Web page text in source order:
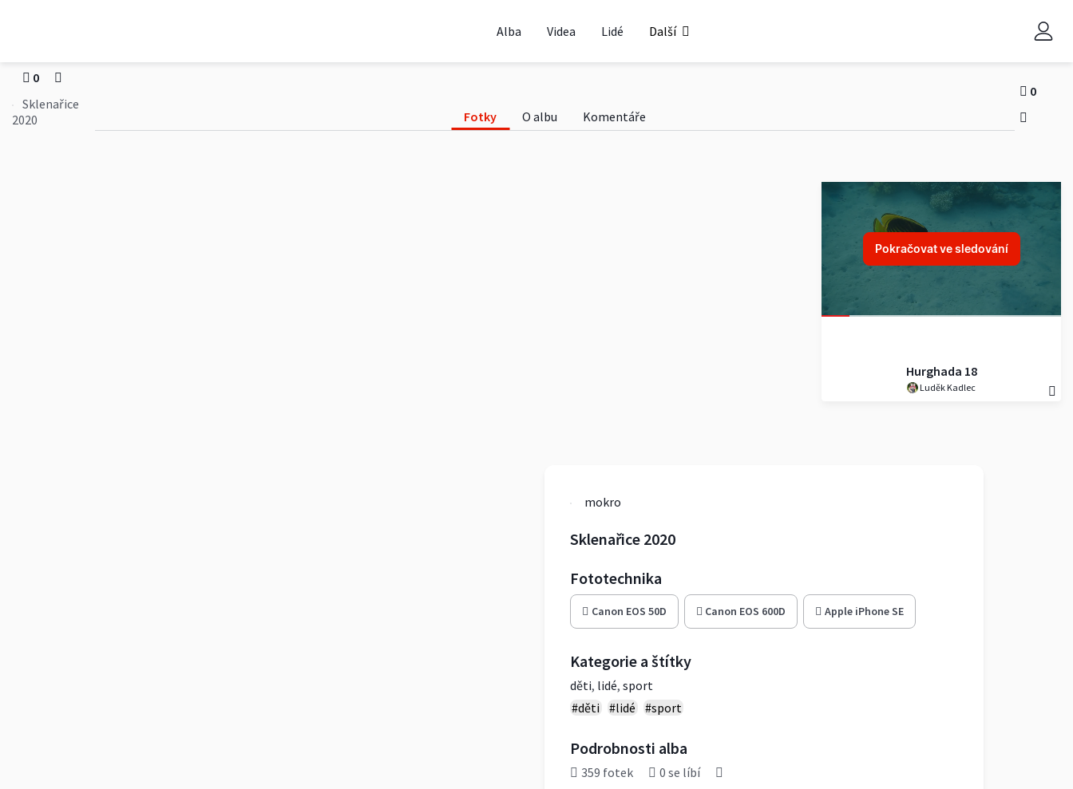
Alba Videa Lidé Další
0
Sklenařice
2020
Fotky O albu Komentáře
0
Pokračovat ve sledování
Hurghada 18
Luděk Kadlec
mokro
Sklenařice 2020
Fototechnika
Canon EOS 50D Canon EOS 600D Apple iPhone SE
Kategorie a štítky
děti, lidé, sport
#děti
#lidé #sport
Podrobnosti alba
359 fotek 0 se líbí